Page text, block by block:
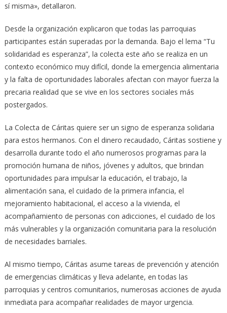
sí misma», detallaron.
Desde la organización explicaron que todas las parroquias
participantes están superadas por la demanda. Bajo el lema “Tu
solidaridad es esperanza”, la colecta este año se realiza en un
contexto económico muy difícil, donde la emergencia alimentaria
y la falta de oportunidades laborales afectan con mayor fuerza la
precaria realidad que se vive en los sectores sociales más
postergados.
La Colecta de Cáritas quiere ser un signo de esperanza solidaria
para estos hermanos. Con el dinero recaudado, Cáritas sostiene y
desarrolla durante todo el año numerosos programas para la
promoción humana de niños, jóvenes y adultos, que brindan
oportunidades para impulsar la educación, el trabajo, la
alimentación sana, el cuidado de la primera infancia, el
mejoramiento habitacional, el acceso a la vivienda, el
acompañamiento de personas con adicciones, el cuidado de los
más vulnerables y la organización comunitaria para la resolución
de necesidades barriales.
Al mismo tiempo, Cáritas asume tareas de prevención y atención
de emergencias climáticas y lleva adelante, en todas las
parroquias y centros comunitarios, numerosas acciones de ayuda
inmediata para acompañar realidades de mayor urgencia.